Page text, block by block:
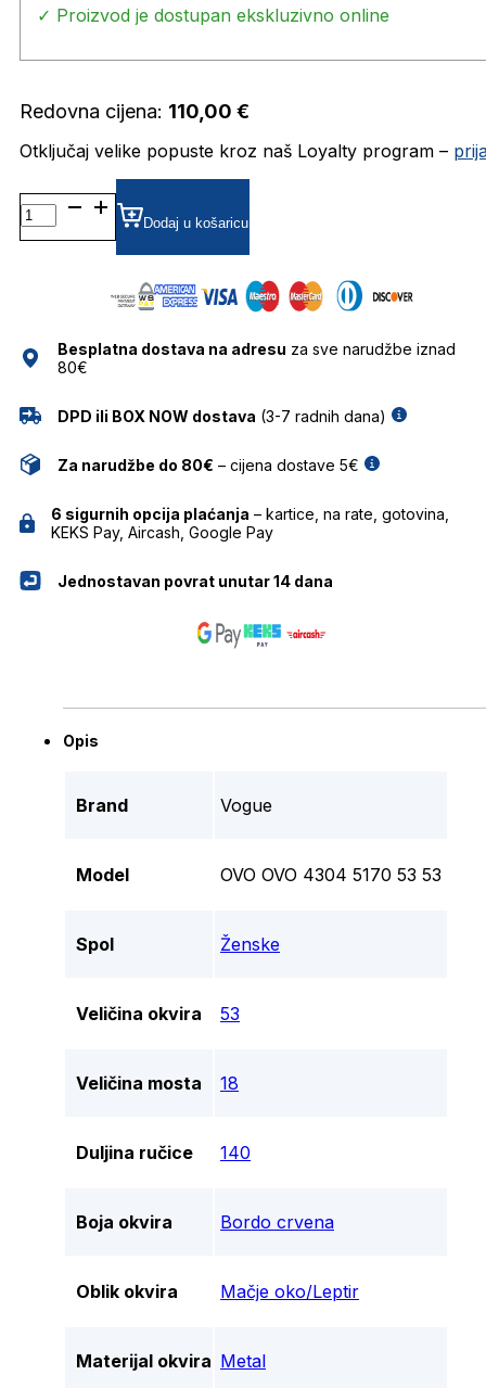
✓ Proizvod je dostupan ekskluzivno online
Redovna cijena: 110,00 €
Otključaj velike popuste kroz naš Loyalty program –
OVO
OVO
4304
Dodaj u košaricu
Besplatna dostava na adresu za sve narudžbe iznad
80€
DPD ili BOX NOW dostava (3-7 radnih dana)
Za narudžbe do 80€ – cijena dostave 5€
6 sigurnih opcija plaćanja – kartice, na rate, gotovina,
KEKS Pay, Aircash, Google Pay
Jednostavan povrat unutar 14 dana
Opis
Brand Vogue
Model OVO OVO 4304 5170 53 53
Spol Ženske
Veličina okvira 53
Veličina mosta 18
Duljina ručice 140
Boja okvira Bordo crvena
Oblik okvira Mačje oko/Leptir
Materijal okvira Metal